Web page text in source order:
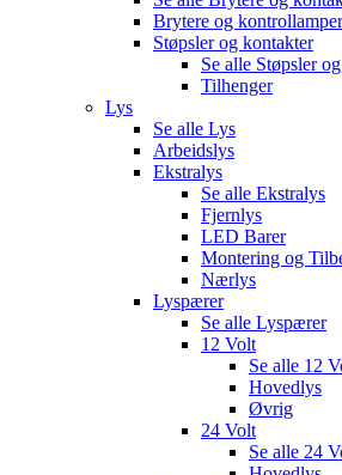
Brytere og kontrollamper
Støpsler og kontakter
Se alle Støpsler
Tilhenger
Lys
Se alle Lys
Arbeidslys
Ekstralys
Se alle Ekstralys
Fjernlys
LED Barer
Montering og
Nærlys
Lyspærer
Se alle Lyspærer
12 Volt
Se alle 12
Hovedlys
Øvrig
24 Volt
Se alle 24